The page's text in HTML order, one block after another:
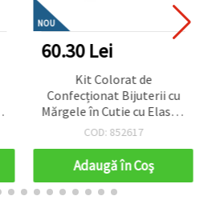
NOU
60.30 Lei
Kit Colorat de
Confecționat Bijuterii cu
Mărgele în Cutie cu Elastic
din Silicon – Forme și
pentru Copii, Hobby
Creativ, DIY și Accesorii
Handmade
COD: 852617
Adaugă în Coş